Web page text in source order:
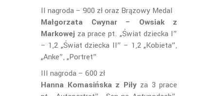
II nagroda – 900 zł oraz Brązowy Medal
Małgorzata Cwynar – Owsiak z
Markowej za prace pt. „Świat dziecka I”
– 1,2 „Świat dziecka II” – 1,2 „Kobieta”,
„Anke”, „Portret”
III nagroda – 600 zł
Hanna Komasińska z Piłyza 3 prace